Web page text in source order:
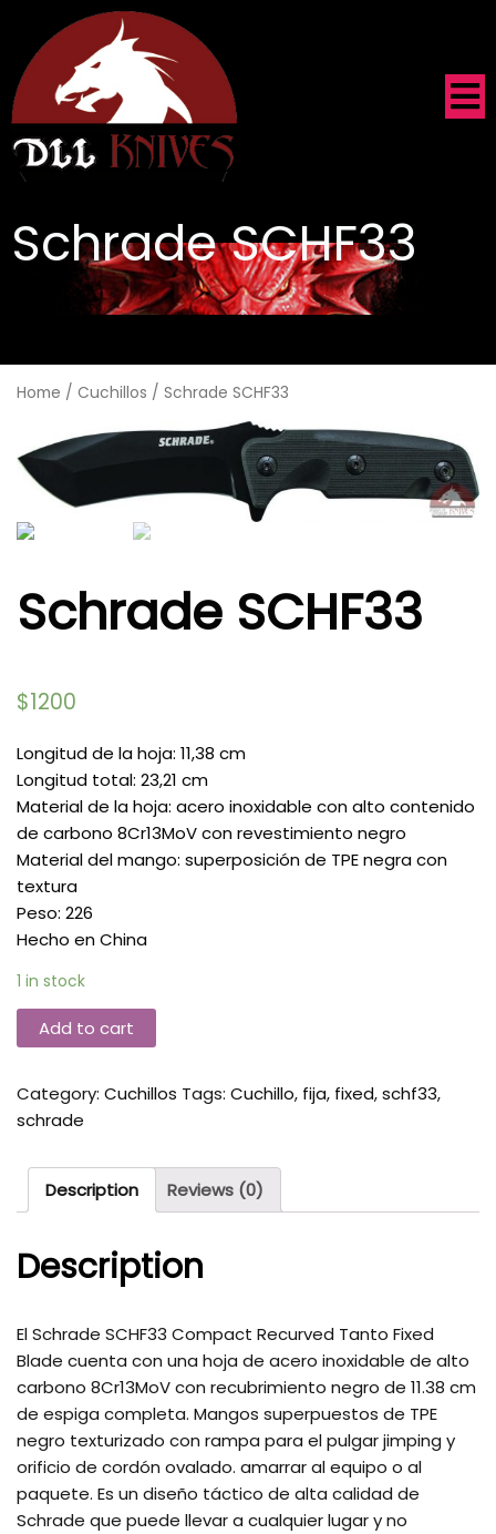
Schrade SCHF33
Home / Cuchillos / Schrade SCHF33
Schrade SCHF33
$1200
Longitud de la hoja: 11,38 cm
Longitud total: 23,21 cm
Material de la hoja: acero inoxidable con alto contenido
de carbono 8Cr13MoV con revestimiento negro
Material del mango: superposición de TPE negra con
textura
Peso: 226
Hecho en China
1 in stock
Add to cart
Category: Cuchillos Tags: Cuchillo, fija, fixed,schf33,
schrade
Description Reviews (0)
Description
El Schrade SCHF33 Compact Recurved Tanto Fixed
Blade cuenta con una hoja de acero inoxidable de alto
carbono 8Cr13MoV con recubrimiento negro de 11.38 cm
de espiga completa. Mangos superpuestos de TPE
negro texturizado con rampa para el pulgar jimping y
orificio de cordón ovalado. amarrar al equipo o al
paquete. Es un diseño táctico de alta calidad de
Schrade que puede llevar a cualquier lugar y no